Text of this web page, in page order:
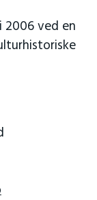
ved en